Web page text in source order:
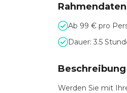
Rahmendaten
Ab 99 € pro
Dauer: 3.5
Beschreibung
Werden Sie mit